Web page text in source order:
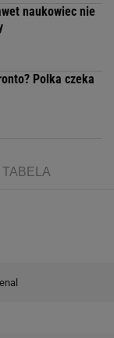
naukowiec nie
Polka czeka
TABELA